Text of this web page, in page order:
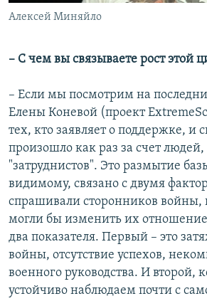
Алексей Миняйло
– С чем вы связываете рост этой
– Если мы посмотрим на
Елены Коневой (проект
тех, кто заявляет о поддержке, и
произошло как раз за счет
"затруднистов". Это размытие
видимому, связано с двумя
спрашивали сторонников войны,
могли бы изменить их
два показателя. Первый – это
войны, отсутствие успехов,
военного руководства. И второй,
устойчиво наблюдаем почти с